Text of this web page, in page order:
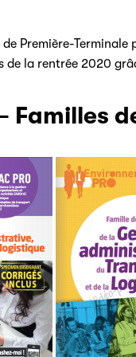
Première-
de la rentrée 2020
Familles